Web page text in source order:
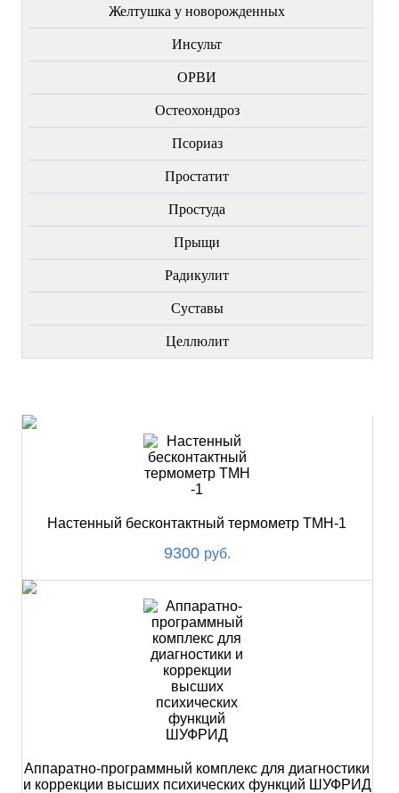
Желтушка у новорожденных
Инсульт
ОРВИ
Остеохондроз
Пcориаз
Простатит
Простуда
Прыщи
Радикулит
Суставы
Целлюлит
Настенный бесконтактный термометр ТМН-1
9300 руб.
Аппаратно-программный комплекс для диагностики
и коррекции высших психических функций ШУФРИД